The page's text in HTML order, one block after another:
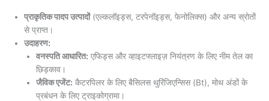
प्राकृतिक पादप उत्पादों(एल्कलॉइड्स, टरपेनॉइड्स, फेनोलिक्स) और अन्य स्रोतों
से प्राप्त।
उदाहरण:
वनस्पति आधारित: एफिड्स और व्हाइटफ्लाइज़ नियंत्रण के लिए नीम तेल का
छिड़काव।
जैविक एजेंट: कैटरपिलर के लिए बैसिलस थुरिंजिएन्सिस (Bt), मोथ अंडों के
प्रबंधन के लिए ट्राइकोग्रामा।